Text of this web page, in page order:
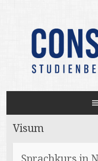
Your
SPRINGEN
Visum